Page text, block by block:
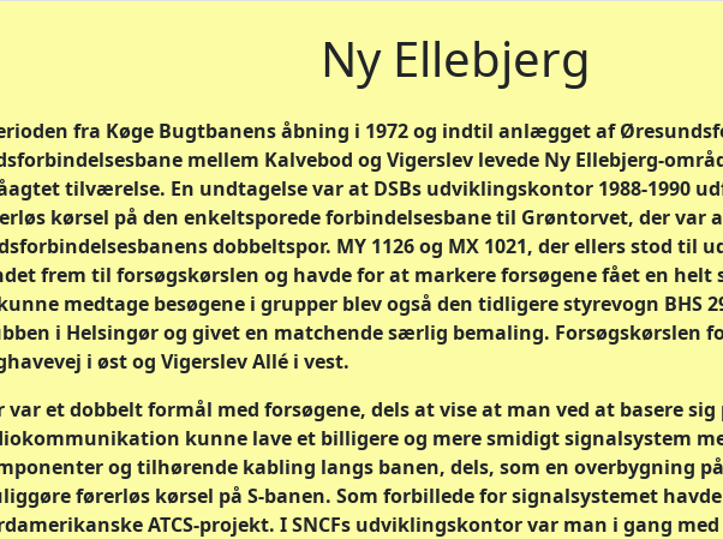
Ny Ellebjerg
fra Køge Bugtbanens åbning i 1972 og indtil anlægget af
mellem Kalvebod og Vigerslev levede Ny Ellebjerg-
tilværelse. En undtagelse var at DSBs udviklingskontor 1988-1990
kørsel på den enkeltsporede forbindelsesbane til Grøntorvet, der var
dobbeltspor. MY 1126 og MX 1021, der ellers stod til
frem til forsøgskørslen og havde for at markere forsøgene fået en helt
medtage besøgene i grupper blev også den tidligere styrevogn BHS
i Helsingør og givet en matchende særlig bemaling. Forsøgskørslen
i øst og Vigerslev Allé i vest.
var et dobbelt formål med forsøgene, dels at vise at man ved at basere sig
kunne lave et billigere og mere smidigt signalsystem
og tilhørende kabling langs banen, dels, som en overbygning
førerløs kørsel på S-banen. Som forbillede for signalsystemet
ATCS-projekt. I SNCFs udviklingskontor var man i gang